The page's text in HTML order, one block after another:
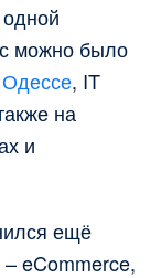
можно было
, IT
на
и
ещё
eCommerce,